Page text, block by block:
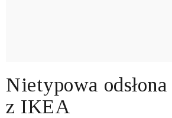
Nietypowa
z IKEA